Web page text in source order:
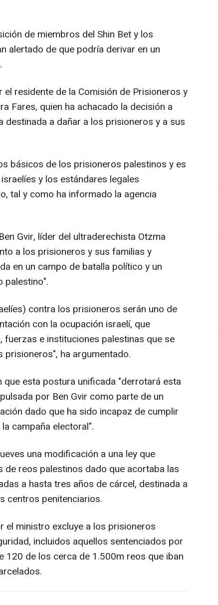
de miembros del Shin Bet y los
alertado de que podría derivar en un
residente de la Comisión de Prisioneros y
Fares, quien ha achacado la decisión a
destinada a dañar a los prisioneros y a sus
básicos de los prisioneros palestinos y es
y los estándares legales
tal y como ha informado la agencia
Gvir, líder del ultraderechista Otzma
a los prisioneros y sus familias y
en un campo de batalla político y un
palestino".
contra los prisioneros serán uno de
con la ocupación israelí, que
e instituciones palestinas que se
ha argumentado.
que esta postura unificada "derrotará esta
por Ben Gvir como parte de un
dado que ha sido incapaz de cumplir
campaña electoral".
una modificación a una ley que
de reos palestinos dado que acortaba las
a hasta tres años de cárcel, destinada a
centros penitenciarios.
ministro excluye a los prisioneros
incluidos aquellos sentenciados por
120 de los cerca de 1.500m reos que iban